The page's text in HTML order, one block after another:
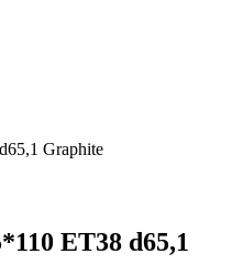
Graphite
ET38 d65,1